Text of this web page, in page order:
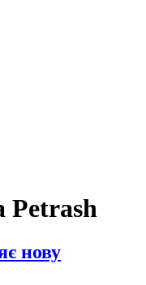
Petrash
нову